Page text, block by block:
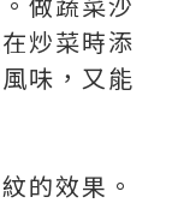
炒菜時添
味，又能
的效果。